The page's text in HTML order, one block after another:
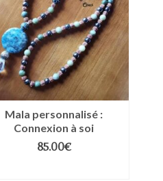
Mala personnalisé :
Connexion à soi
85.00€